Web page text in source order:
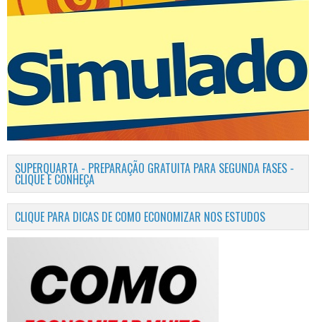
SUPERQUARTA - PREPARAÇÃO GRATUITA PARA SEGUNDA FASES -
CLIQUE E CONHEÇA
CLIQUE PARA DICAS DE COMO ECONOMIZAR NOS ESTUDOS